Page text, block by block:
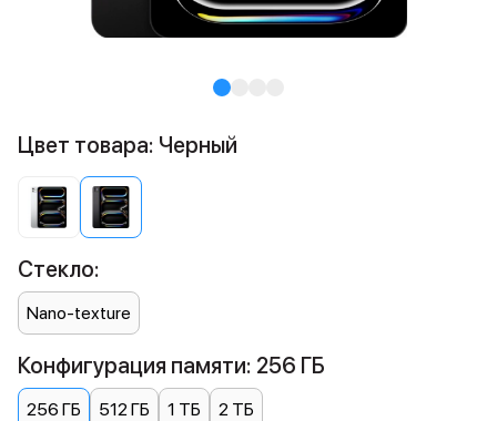
Цвет товара: Черный
Стекло:
Nano-texture
Конфигурация памяти: 256 ГБ
256 ГБ 512 ГБ 1 ТБ 2 ТБ